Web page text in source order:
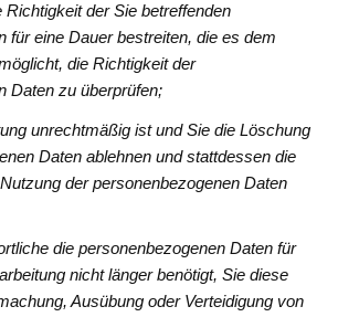
der Sie betreffenden
für eine Dauer bestreiten, die es dem
die Richtigkeit der
Daten zu überprüfen;
unrechtmäßig ist und Sie die Löschung
Daten ablehnen und stattdessen die
der personenbezogenen Daten
die personenbezogenen Daten für
nicht länger benötigt, Sie diese
Ausübung oder Verteidigung von